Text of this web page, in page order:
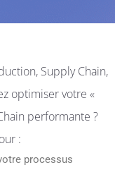
Supply Chain,
optimiser votre «
performante ?
:
processus